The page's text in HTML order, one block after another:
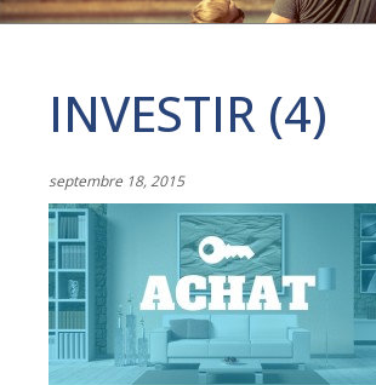
INVESTIR (4)
septembre 18, 2015